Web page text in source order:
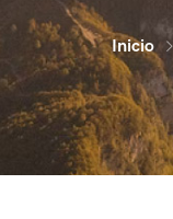
Inicio